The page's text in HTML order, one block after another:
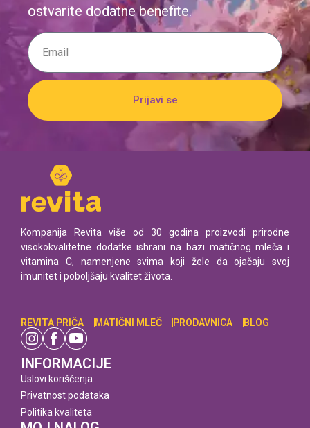
ostvarite dodatne benefite.
Prijavi se
Kompanija Revita više od 30 godina proizvodi prirodne
visokokvalitetne dodatke ishrani na bazi matičnog mleča i
vitamina C, namenjene svima koji žele da ojačaju svoj
imunitet i poboljšaju kvalitet života.
REVITA PRIČA MATIČNI MLEČ PRODAVNICA BLOG
INFORMACIJE
Uslovi korišćenja
Privatnost podataka
Politika kvaliteta